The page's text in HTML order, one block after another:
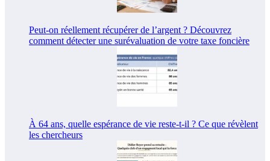
Peut-on réellement récupérer de l’argent ? Découvrez
comment détecter une surévaluation de votre taxe foncière
À 64 ans, quelle espérance de vie reste-t-il ? Ce que révèlent
les chercheurs